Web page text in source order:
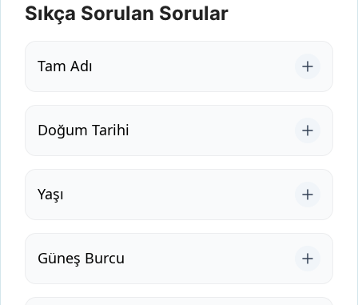
Sıkça Sorulan Sorular
Tam Adı
Doğum Tarihi
Yaşı
Güneş Burcu